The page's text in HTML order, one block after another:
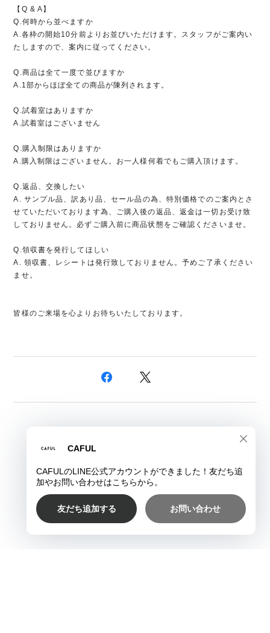
【Q & A】
Q.何時から並べますか
A.各枠の開始10分前よりお並びいただけます。スタッフがご案内い
たしますので、案内に従ってください。
Q.商品は全て一度で並びますか
A.1部からほぼ全ての商品が陳列されます。
Q.試着室はありますか
A.試着室はございません
Q.購入制限はありますか
A.購入制限はございません。お一人様何着でもご購入頂けます。
Q.返品、交換したい
A. サンプル品、訳あり品、セール品の為、特別価格でのご案内とさ
せていただいております為、ご購入後の返品、返金は一切お受け致
しておりません。必ずご購入前に商品状態をご確認くださいませ。
Q.領収書を発行してほしい
A. 領収書、レシートは発行致しておりません。予めご了承ください
ませ。
皆様のご来場を心よりお待ちいたしております。